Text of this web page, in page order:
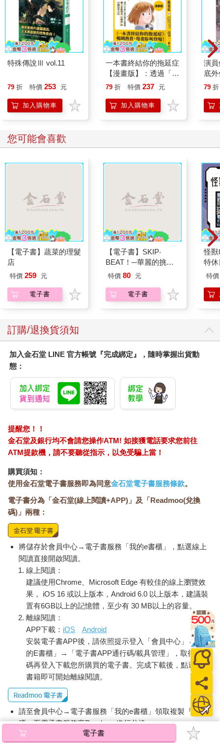
特殊傳說Ⅲ vol.11
79 折 特價 253 元
加入購物車
一本書終結你的拖延症
【漫畫版】：透過「小
行動」打開大腦的行動
「行動派」的37個科
學方法
79 折 特價 237 元
加入購物車
演
底
79 折
您可能會喜歡
【電子書】蔬菜的理髮
店
特價 259 元
電子書
【電子書】SKIP‧
BEAT！─華麗的挑戰─
(52)
特價 80 元
電子書
怪獸
特
加購]
特價
訂購/退換貨須知
加入金石堂 LINE 官方帳號『完成綁定』，隨時掌握出貨動
態：
提醒您！！
金石堂及銀行均不會請您操作ATM! 如接獲電話要求您前往
ATM提款機，請不要聽從指示，以免受騙上當！
購買須知：
使用金石堂電子書服務即為同意金石堂電子書服務條款。
電子書分為「金石堂(線上閱讀+APP)」及「Readmoo(兌換
碼)」兩種：
將儲存於會員中心→電子書服務「我的e書櫃」，點選線上
閱讀直接開啟閱讀。
線上閱讀：
建議使用Chrome、Microsoft Edge 有較佳的線上瀏覽效
果， iOS 16 或以上版本，Android 6.0 以上版本，建議裝
置有6GB以上的記憶體，至少有 30 MB以上的容量。
離線閱讀：
APP下載： iOS
Android
安裝電子書APP後，請依照提示登入「會員中心」→「我
的E書櫃」→「電子書APP通行碼/載具管理」，取得通行
碼再登入下載您所購買的電子書。完成下載後，點選任一
書籍即可開始離線閱讀。
請至會員中心→電子書服務「我的e書櫃」領取複製『兌換
碼』至電子書服務商Readmoo進行兌換。
退換貨須知：
電子書